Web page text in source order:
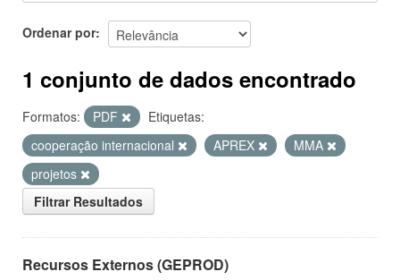
Ordenar por
1 conjunto de dados encontrado
Formatos: PDF
Etiquetas:
cooperação internacional
APREX
MMA
projetos
Filtrar Resultados
Recursos Externos (GEPROD)